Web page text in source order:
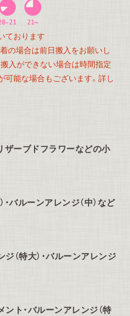
ております
の場合は前日搬入をお願いし
入ができない場合は時間指定
能な場合もございます。詳し
ザーブドフラワーなどの小
・バルーンアレンジ（中）など
（特大）・バルーンアレンジ
ト・バルーンアレンジ（特